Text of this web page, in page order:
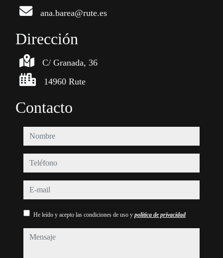
ana.barea@rute.es
Dirección
C/ Granada, 36
14960 Rute
Contacto
nombre
teléfono
e-mail
He leído y acepto las condiciones de uso y política de privacidad
mensaje